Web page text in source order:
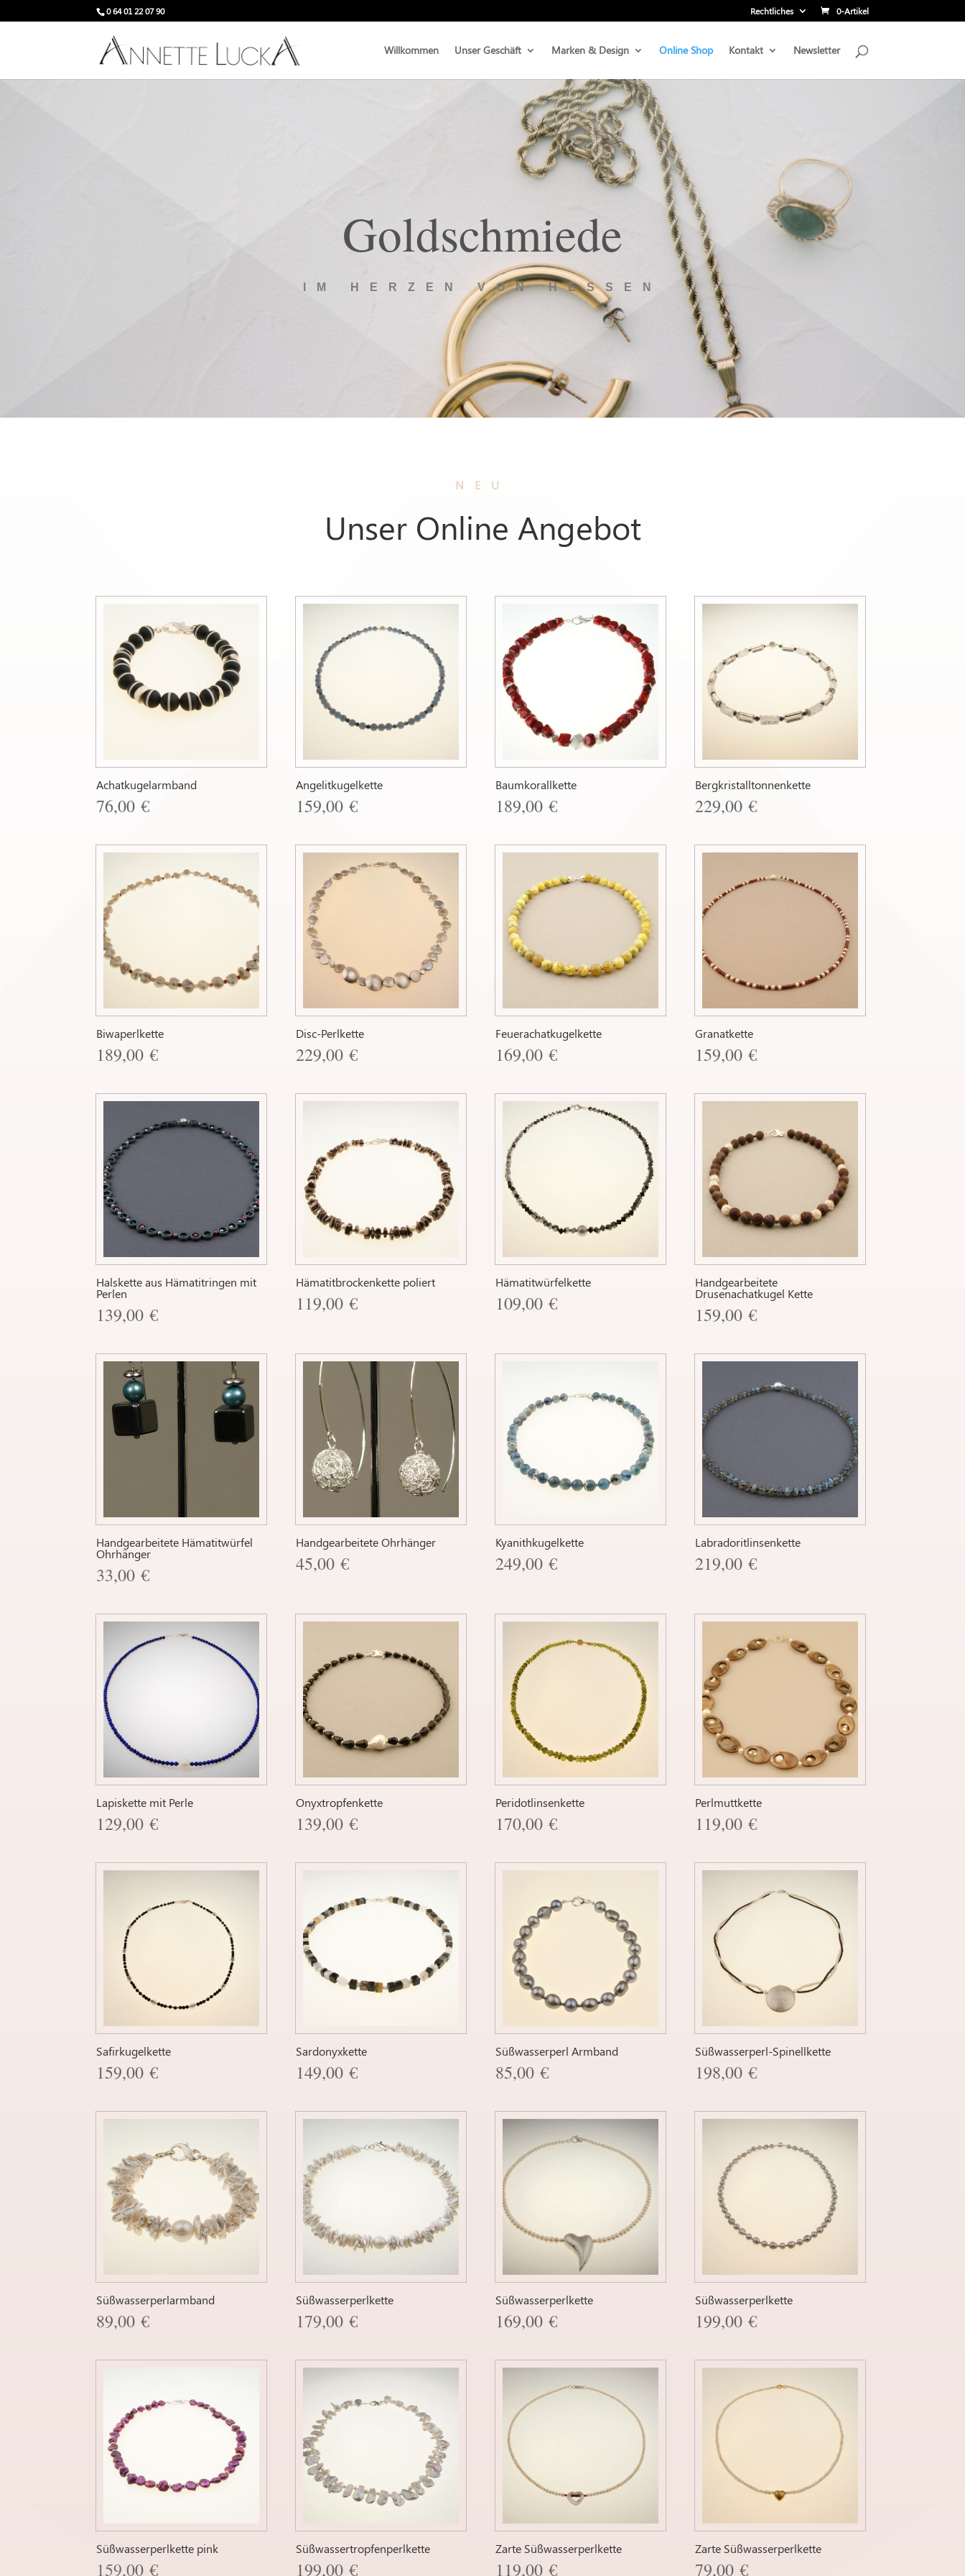
0 64 01 22 07 90 Rechtliches 0-Artikel
Willkommen Unser Geschäft Marken & Design Online Shop Kontakt Newsletter
Goldschmiede
IM HERZEN VON HESSEN
NEU
Unser Online Angebot
Achatkugelarmband
76,00€
Angelitkugelkette
159,00€
Baumkorallkette
189,00€
Bergkristalltonnenkette
229,00€
Biwaperlkette
189,00€
Disc-Perlkette
229,00€
Feuerachatkugelkette
169,00€
Granatkette
159,00€
Halskette aus Hämatitringen mit
Perlen
139,00€
Hämatitbrockenkette poliert
119,00€
Hämatitwürfelkette
109,00€
Handgearbeitete
Drusenachatkugel Kette
159,00€
Handgearbeitete Hämatitwürfel
Ohrhänger
33,00€
Handgearbeitete Ohrhänger
45,00€
Kyanithkugelkette
249,00€
Labradoritlinsenkette
219,00€
Lapiskette mit Perle
129,00€
Onyxtropfenkette
139,00€
Peridotlinsenkette
170,00€
Perlmuttkette
119,00€
Safirkugelkette
159,00€
Sardonyxkette
149,00€
Süßwasserperl Armband
85,00€
Süßwasserperl-Spinellkette
198,00€
Süßwasserperlarmband
89,00€
Süßwasserperlkette
179,00€
Süßwasserperlkette
169,00€
Süßwasserperlkette
199,00€
Süßwasserperlkette pink
159,00€
Süßwassertropfenperlkette
199,00€
Zarte Süßwasserperlkette
119,00€
Zarte Süßwasserperlkette
79,00€